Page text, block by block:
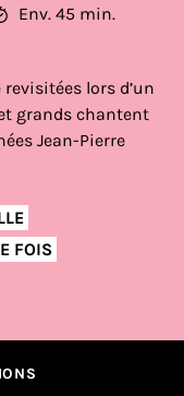
Env. 45 min.
lors d’un
grands chantent
Jean-Pierre
FOIS